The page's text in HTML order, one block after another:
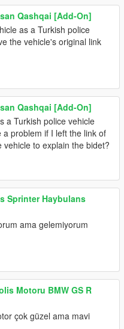
Qashqai [Add-On]
as a Turkish police
the vehicle's original link
Qashqai [Add-On]
a Turkish police vehicle
problem if I left the link of
to explain the bidet?
Sprinter Haybulans
ama gelemiyorum
Motoru BMW GS R
çok güzel ama mavi